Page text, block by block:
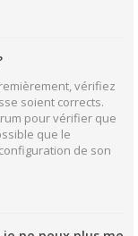
vérifiez
soient corrects.
pour vérifier que
que le
de son